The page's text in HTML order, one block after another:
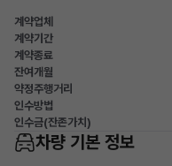
계약업체
계약기간
계약종료
잔여개월
약정주행거리
인수방법
인수금(잔존가치)
차량 기본 정보